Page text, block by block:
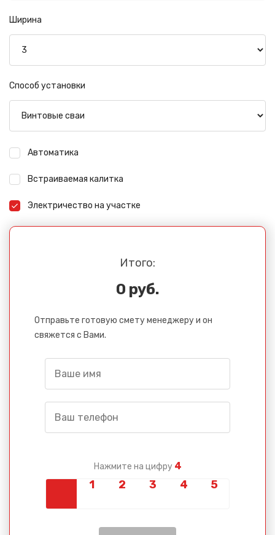
Ширина
Способ установки
Автоматика
Встраиваемая калитка
Электричество на участке
Итого:
0 руб.
Отправьте готовую смету менеджеру и он
свяжется с Вами.
Нажмите на цифру 4